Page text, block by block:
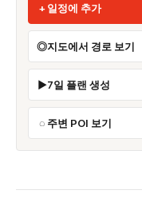
일정에 추가
지도에서 경로 보기
7일 플랜 생성
주변 POI 보기